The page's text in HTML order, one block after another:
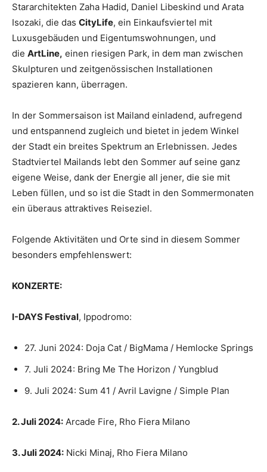
Stararchitekten Zaha Hadid, Daniel Libeskind und Arata
Isozaki, die das CityLife, ein Einkaufsviertel mit
Luxusgebäuden und Eigentumswohnungen, und
die ArtLine, einen riesigen Park, in dem man zwischen
Skulpturen und zeitgenössischen Installationen
spazieren kann, überragen.
In der Sommersaison ist Mailand einladend, aufregend
und entspannend zugleich und bietet in jedem Winkel
der Stadt ein breites Spektrum an Erlebnissen. Jedes
Stadtviertel Mailands lebt den Sommer auf seine ganz
eigene Weise, dank der Energie all jener, die sie mit
Leben füllen, und so ist die Stadt in den Sommermonaten
ein überaus attraktives Reiseziel.
Folgende Aktivitäten und Orte sind in diesem Sommer
besonders empfehlenswert:
KONZERTE:
I-DAYS Festival, Ippodromo:
27. Juni 2024: Doja Cat / BigMama / Hemlocke Springs
7. Juli 2024: Bring Me The Horizon / Yungblud
9. Juli 2024: Sum 41 / Avril Lavigne / Simple Plan
2. Juli 2024: Arcade Fire, Rho Fiera Milano
3. Juli 2024: Nicki Minaj, Rho Fiera Milano